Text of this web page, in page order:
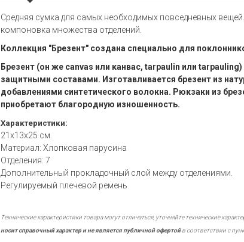
Средняя сумка для самых необходимых повседневных
компоновка множества отделений.
Коллекция "Брезент" создана специально для
Брезент (он же canvas или канвас, tarpaulin или
защитными составами. Изготавливается брезент из
добавлениями синтетического волокна. Рюкзаки из
приобретают благородную изношенность.
Характеристики:
21x13x25 см.
Материал: Хлопковая парусина
Отделения: 7
Дополнительный прокладочный слой между отделениями.
Регулируемый плечевой ремень
Технические характеристики товара могут отличаться, уточняйте технические
носит справочный характер и не является публичной офертойв соответствии с